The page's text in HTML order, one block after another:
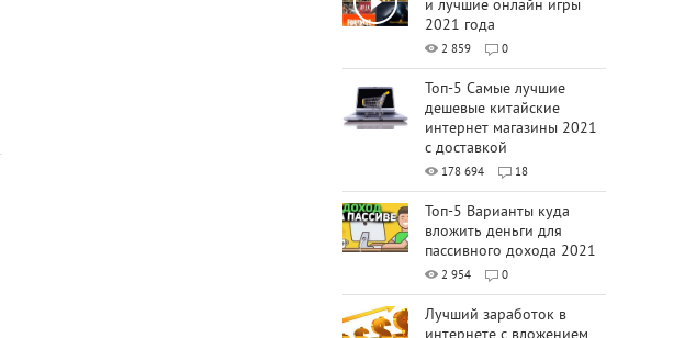
и лучшие онлайн игры
2021 года
2 859 0
Топ-5 Самые лучшие
дешевые китайские
интернет магазины 2021
с доставкой
178 694 18
Топ-5 Варианты куда
вложить деньги для
пассивного дохода 2021
2 954 0
Лучший заработок в